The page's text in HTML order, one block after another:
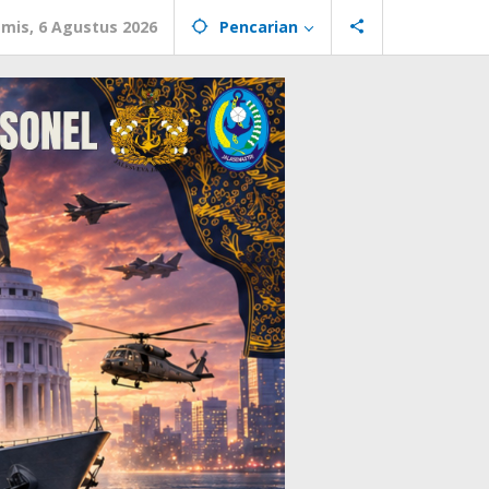
6 Agustus 2026 Pencarian